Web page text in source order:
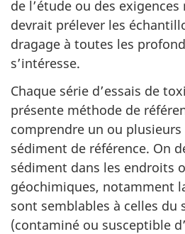
de l’étude ou des
devrait prélever les
dragage à toutes les
s’intéresse.
Chaque série d’essais de
présente méthode de
comprendre un ou
sédiment de référence. On
sédiment dans les endroits
géochimiques, notamment
sont semblables à celles du
(contaminé ou susceptible